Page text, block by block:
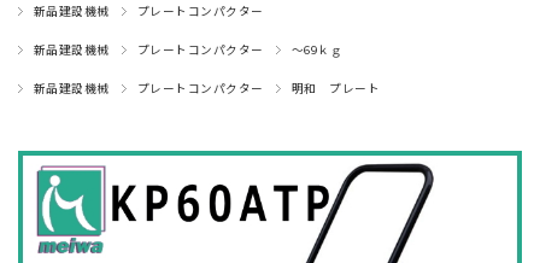
新品建設機械 プレートコンパクター
新品建設機械 プレートコンパクター ～69ｋｇ
新品建設機械 プレートコンパクター 明和 プレート